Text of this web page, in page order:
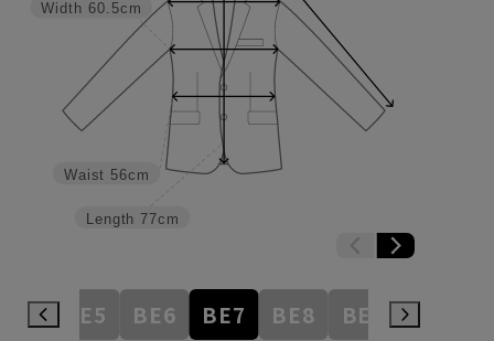
Length 77cm
Waist 56cm
Width 60.5cm
BE5 BE6 BE7 BE8 BE9 BE10